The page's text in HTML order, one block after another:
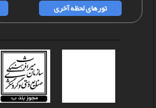
تورهای لحظه آخری